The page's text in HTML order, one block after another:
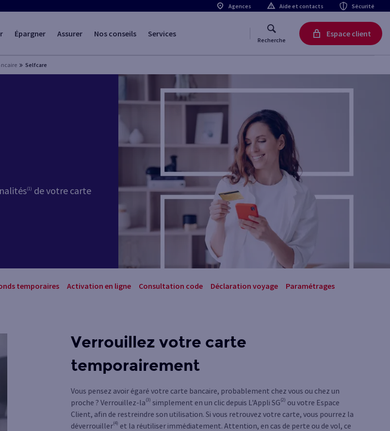
Agences Aide et contacts Sécurité
Épargner Assurer Nos conseils Services
Recherche
Espace client
Selfcare
(1) de votre carte
temporaires Activation en ligne Consultation code Déclaration voyage Paramétrages
Verrouillez votre carte
temporairement
Vous pensez avoir égaré votre carte bancaire, probablement chez vous ou chez un
proche ? Verrouillez-la(3) simplement en un clic depuis L'Appli SG(2) ou votre Espace
Client, afin de restreindre son utilisation. Si vous retrouvez votre carte, vous pourrez la
déverrouiller(4) et la réutiliser immédiatement. Attention, en cas de perte ou de vol, ce